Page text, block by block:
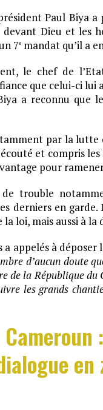
Paul Biya
Dieu et les
7e mandat qu’il a
le chef de
que celui-ci lui
a reconnu que
par la
et compris
pour
de trouble
derniers en
loi, mais aussi à
appelés à déposer
d’aucun doute
de la République
les grands
en